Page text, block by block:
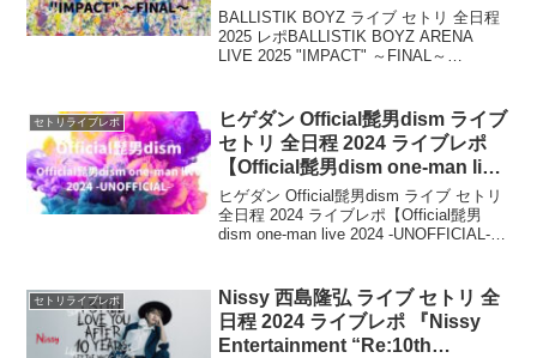
“IMPACT” ～FINAL～」
BALLISTIK BOYZ ライブ セトリ 全日程
2025 レポBALLISTIK BOYZ ARENA
LIVE 2025 "IMPACT" ～FINAL～
セトリライブレポ
ヒゲダン Official髭男dism ライブ
セトリ 全日程 2024 ライブレポ
【Official髭男dism one-man live
2024 -UNOFFICIAL-】
ヒゲダン Official髭男dism ライブ セトリ
全日程 2024 ライブレポ【Official髭男
dism one-man live 2024 -UNOFFICIAL-】
セトリライブレポ
Nissy 西島隆弘 ライブ セトリ 全
日程 2024 ライブレポ 『Nissy
Entertainment “Re:10th